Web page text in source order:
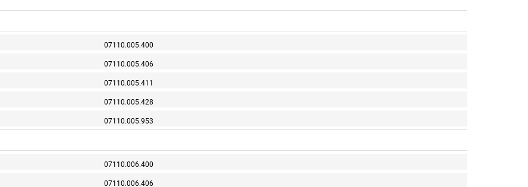
07110.005.400
07110.005.406
07110.005.411
07110.005.428
07110.005.953
07110.006.400
07110.006.406